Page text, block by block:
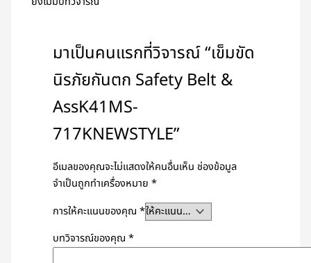
มาเป็นคนแรกที่วิจารณ์ “เข็มขัด
นิรภัยกันตก Safety Belt &
AssK41MS-
717KNEWSTYLE”
อีเมลของคุณจะไม่แสดงให้คนอื่นเห็น ช่องข้อมูล
จำเป็นถูกทำเครื่องหมาย*
การให้คะแนนของคุณ*
บทวิจารณ์ของคุณ*